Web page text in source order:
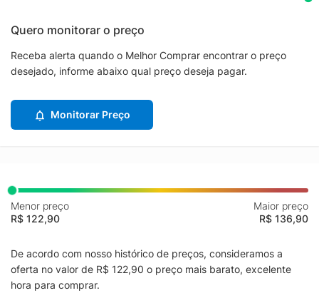
Quero monitorar o preço
Receba alerta quando o Melhor Comprar encontrar o preço
desejado, informe abaixo qual preço deseja pagar.
Monitorar Preço
Menor preço
R$ 122,90
Maior preço
R$ 136,90
De acordo com nosso histórico de preços, consideramos a
oferta no valor de R$ 122,90 o preço mais barato, excelente
hora para comprar.